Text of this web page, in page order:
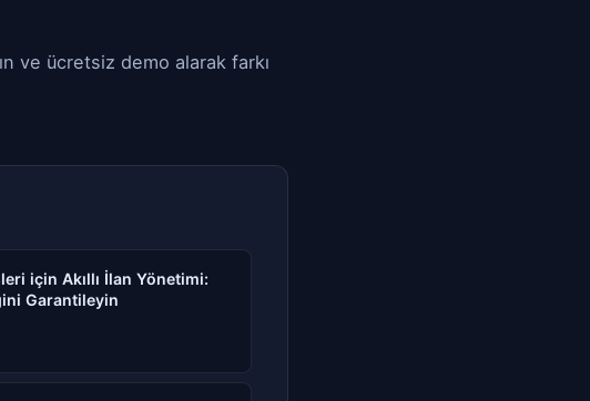
ve ücretsiz demo alarak farkı
için Akıllı İlan Yönetimi:
Garantileyin